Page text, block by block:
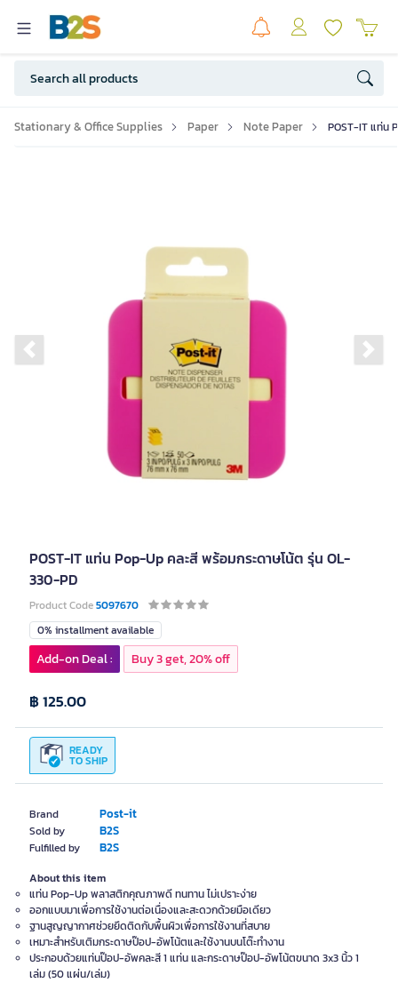
Stationary & Office Supplies Paper Note Paper POST-IT แท่น
Previous slide
POST-IT แท่น Pop-Up คละสี พร้อมกระดาษโน้ต รุ่น OL-
330-PD
Product Code5097670
Brand Post-it
Sold by B2S
Fulfilled by B2S
0% installment available
READY
TO SHIP
฿ 125.00
Add-on Deal : Buy 3 get, 20% off
About this item
แท่น Pop-Up พลาสติกคุณภาพดี ทนทาน ไม่เปราะง่าย
ออกแบบมาเพื่อการใช้งานต่อเนื่องและสะดวกด้วยมือเดียว
ฐานสูญญากาศช่วยยึดติดกับพื้นผิวเพื่อการใช้งานที่สบาย
เหมาะสำหรับเติมกระดาษป๊อป-อัพโน้ตและใช้งานบนโต๊ะทำงาน
ประกอบด้วยแท่นป๊อป-อัพคละสี 1 แท่น และกระดาษป๊อป-อัพโน้ตขนาด 3x3 นิ้ว 1
เล่ม (50 แผ่น/เล่ม)